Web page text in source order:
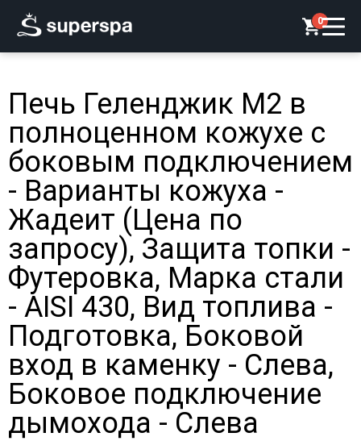
0
Печь Геленджик М2 в
полноценном кожухе с
боковым подключением
- Варианты кожуха -
Жадеит (Цена по
запросу), Защита топки -
Футеровка, Марка стали
- AISI 430, Вид топлива -
Подготовка, Боковой
вход в каменку - Слева,
Боковое подключение
дымохода - Слева